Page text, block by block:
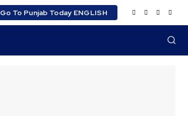
Go To Punjab Today ENGLISH